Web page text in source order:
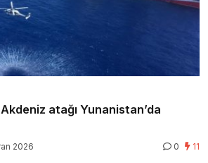
atağı Yunanistan’da
2026 0 11